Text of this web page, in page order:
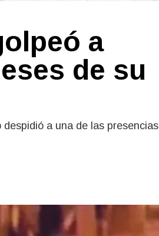
a
de su
a una de las presencias